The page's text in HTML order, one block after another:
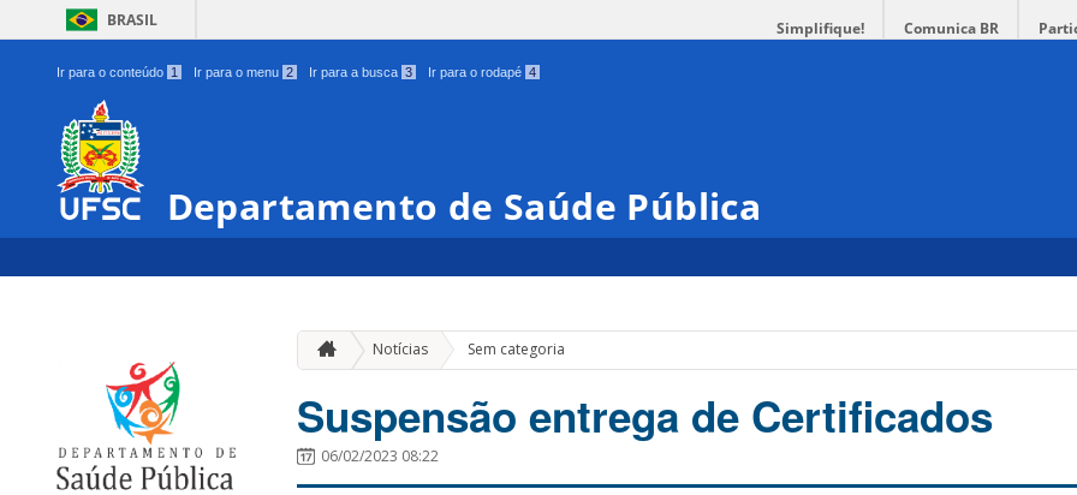
BRASIL Simplifique! Comunica BR
Ir para o conteúdo 1 Ir para o menu 2 Ir para a busca 3 Ir para o rodapé 4
Departamento de Saúde Pública
Notícias Sem categoria
Suspensão entrega de Certificados
06/02/2023 08:22